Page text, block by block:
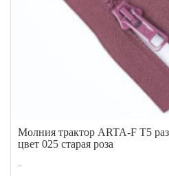
Молния трактор ARTA-F Т5
цвет 025 старая роза
..